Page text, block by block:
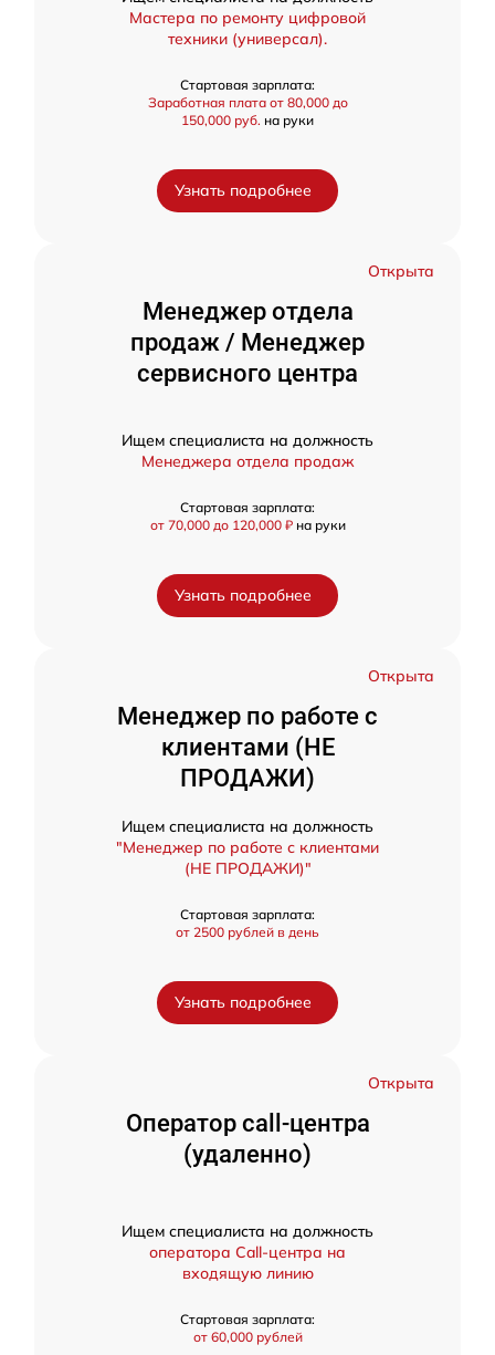
Мастера по ремонту цифровой
техники (универсал).
Стартовая зарплата:
Заработная плата от 80,000 до
150,000 руб. на руки
Узнать подробнее
Открыта
Менеджер отдела
продаж / Менеджер
сервисного центра
Ищем специалиста на должность
Менеджера отдела продаж
Стартовая зарплата:
от 70,000 до 120,000 ₽ на руки
Узнать подробнее
Открыта
Менеджер по работе с
клиентами (НЕ
ПРОДАЖИ)
Ищем специалиста на должность
"Менеджер по работе с клиентами
(НЕ ПРОДАЖИ)"
Стартовая зарплата:
от 2500 рублей в день
Узнать подробнее
Открыта
Оператор call-центра
(удаленно)
Ищем специалиста на должность
оператора Call-центра на
входящую линию
Стартовая зарплата:
от 60,000 рублей